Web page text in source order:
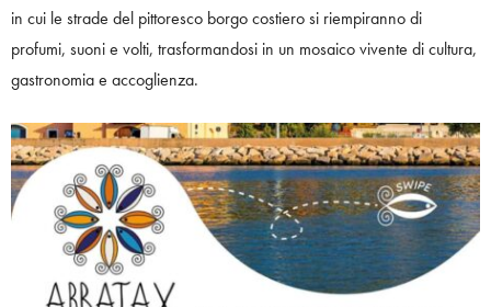
in cui le strade del pittoresco borgo costiero si riempiranno di
profumi, suoni e volti, trasformandosi in un mosaico vivente di cultura,
gastronomia e accoglienza.